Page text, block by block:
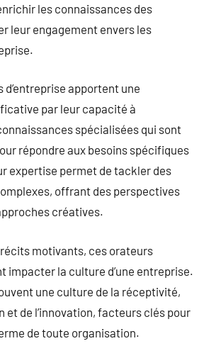
les connaissances des
leur engagement envers les
apportent une
par leur capacité à
spécialisées qui sont
répondre aux besoins spécifiques
expertise permet de tackler des
offrant des perspectives
créatives.
motivants, ces orateurs
impacter la culture d’une entreprise.
une culture de la réceptivité,
et de l’innovation, facteurs clés pour
de toute organisation.